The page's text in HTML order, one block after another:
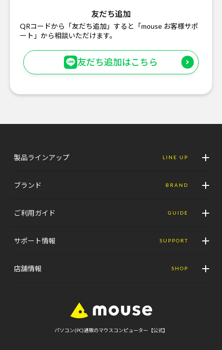
友だち追加
QRコードから「友だち追加」すると「mouse お客様サポ
ート」から相談いただけます。
友だち追加はこちら
製品ラインアップ LINE UP
ブランド BRAND
ご利用ガイド GUIDE
サポート情報 SUPPORT
店舗情報 SHOP
パソコン(PC)通販のマウスコンピューター【公式】